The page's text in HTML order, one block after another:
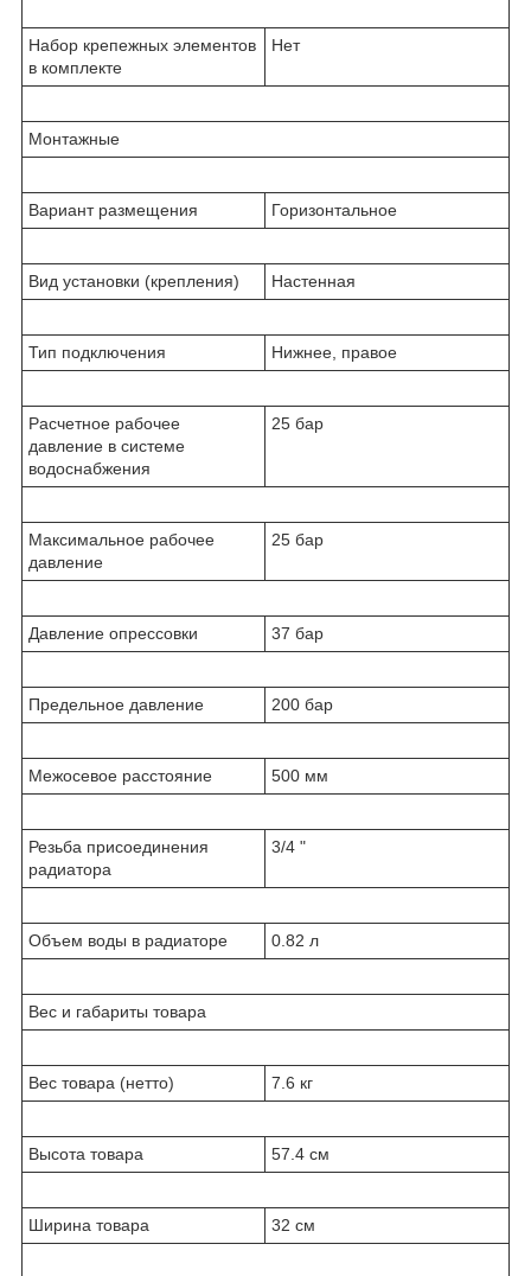
Набор крепежных элементов
в комплекте
Нет
Монтажные
Вариант размещения Горизонтальное
Вид установки (крепления) Настенная
Тип подключения Нижнее, правое
Расчетное рабочее
давление в системе
водоснабжения
25 бар
Максимальное рабочее
давление
25 бар
Давление опрессовки 37 бар
Предельное давление 200 бар
Межосевое расстояние 500 мм
Резьба присоединения
радиатора
3/4 "
Объем воды в радиаторе 0.82 л
Вес и габариты товара
Вес товара (нетто) 7.6 кг
Высота товара 57.4 см
Ширина товара 32 см